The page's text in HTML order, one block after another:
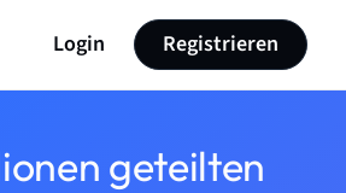
Login Registrieren
geteilten